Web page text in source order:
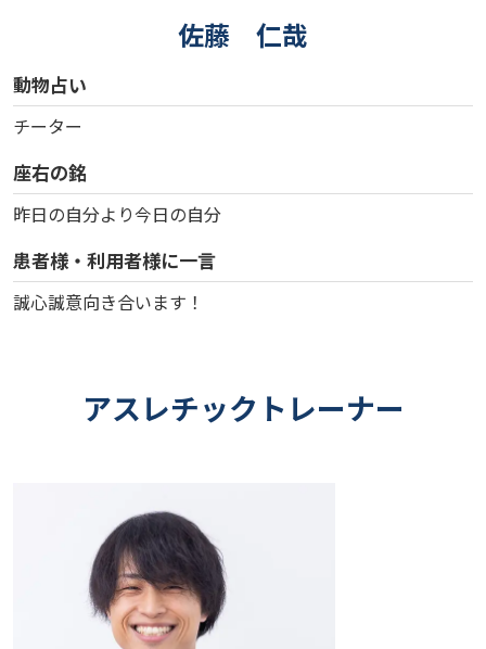
佐藤 仁哉
動物占い
チーター
座右の銘
昨日の自分より今日の自分
患者様・利用者様に一言
誠心誠意向き合います！
アスレチックトレーナー